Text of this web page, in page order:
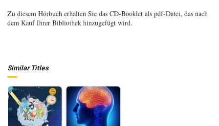
Zu diesem Hörbuch erhalten Sie das CD-Booklet als pdf-Datei, das nach
dem Kauf Ihrer Bibliothek hinzugefügt wird.
Similar Titles